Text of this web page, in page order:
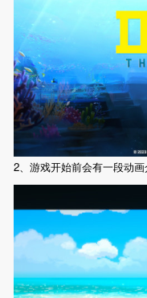
2、游戏开始前会有一段动